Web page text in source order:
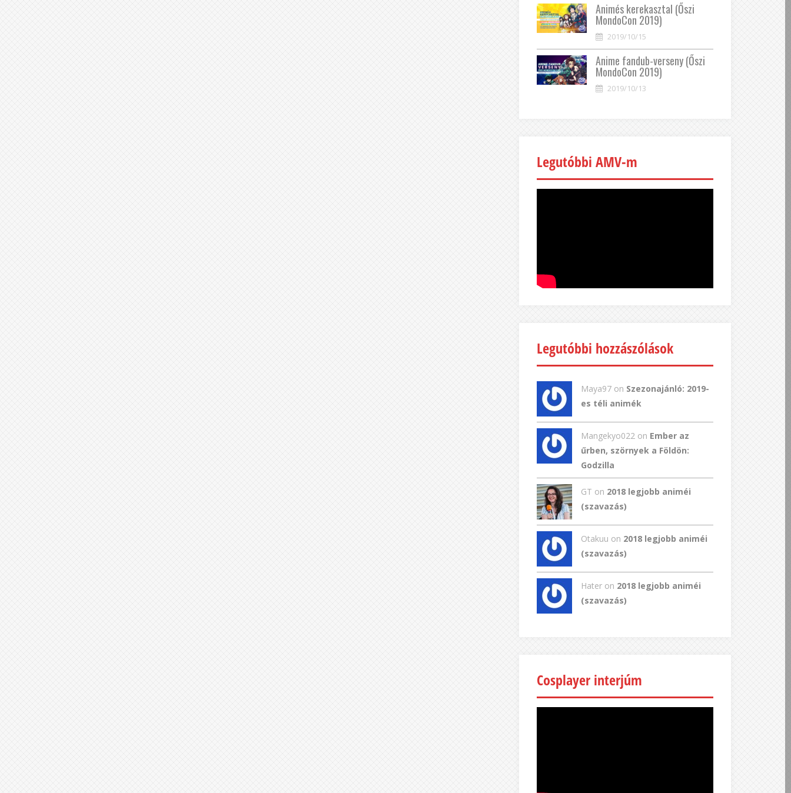
Animés kerekasztal (Őszi
MondoCon 2019)
2019/10/15
Anime fandub-verseny (Őszi
MondoCon 2019)
2019/10/13
Legutóbbi AMV-m
Legutóbbi hozzászólások
Maya97 on Szezonajánló: 2019-
es téli animék
Mangekyo022 on Ember az
űrben, szörnyek a Földön:
Godzilla
GT on 2018 legjobb animéi
(szavazás)
Otakuu on 2018 legjobb animéi
(szavazás)
Hater on 2018 legjobb animéi
(szavazás)
Cosplayer interjúm